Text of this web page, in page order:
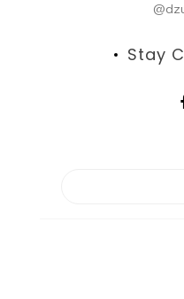
Stay